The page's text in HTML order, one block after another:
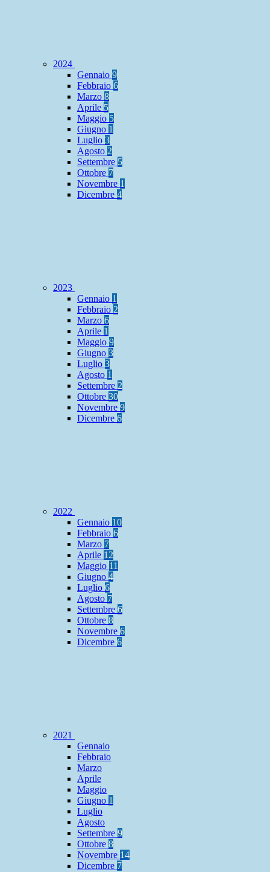
2024
Gennaio 9
Febbraio 6
Marzo 8
Aprile 5
Maggio 5
Giugno 1
Luglio 3
Agosto 2
Settembre 5
Ottobre 7
Novembre 1
Dicembre 4
2023
Gennaio 1
Febbraio 2
Marzo 6
Aprile 1
Maggio 9
Giugno 3
Luglio 3
Agosto 1
Settembre 2
Ottobre 30
Novembre 9
Dicembre 6
2022
Gennaio 10
Febbraio 6
Marzo 7
Aprile 12
Maggio 11
Giugno 4
Luglio 6
Agosto 7
Settembre 6
Ottobre 8
Novembre 6
Dicembre 6
2021
Gennaio
Febbraio
Marzo
Aprile
Maggio
Giugno 1
Luglio
Agosto
Settembre 9
Ottobre 8
Novembre 14
Dicembre 7